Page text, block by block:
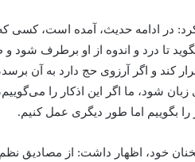
در ادامه حدیث، آمده است، کسی
بگوید تا درد و اندوه از او برطرف شود
کند و اگر آرزوی حج دارد به آن
شود، ما اگر این اذکار را
را بگوییم اما طور دیگری عمل کنیم.
خود، اظهار داشت: از مصادیق نظم،